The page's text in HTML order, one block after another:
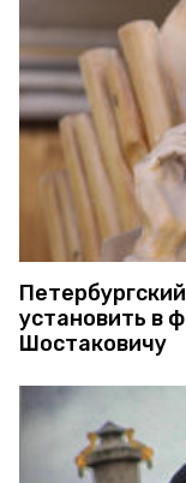
установить в
Шостаковичу